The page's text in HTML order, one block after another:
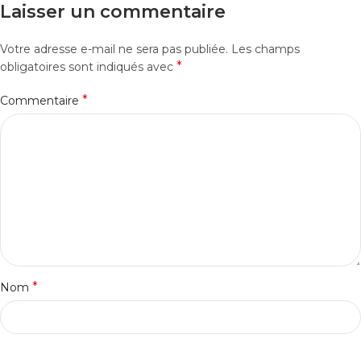
Laisser un commentaire
Votre adresse e-mail ne sera pas publiée. Les champs
obligatoires sont indiqués avec *
Commentaire *
Nom *